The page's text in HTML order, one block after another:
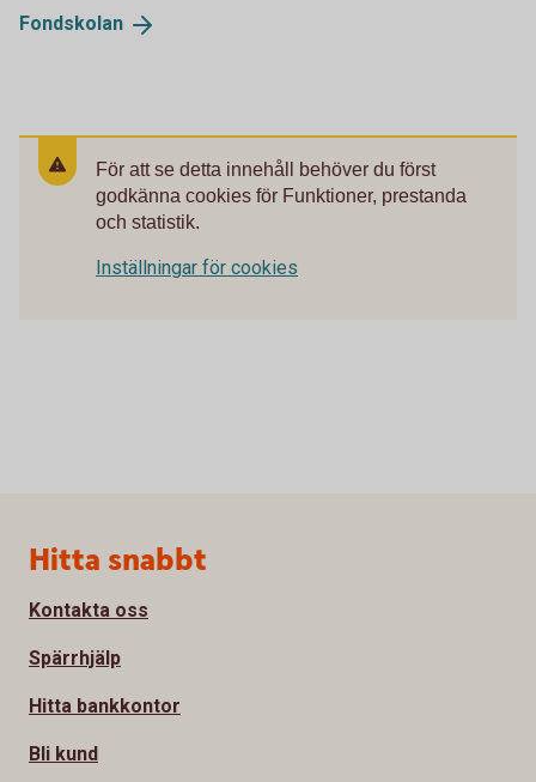
Fondskolan
För att se detta innehåll behöver du först
godkänna cookies för Funktioner, prestanda
och statistik.
Inställningar för cookies
Sidfot
Hitta snabbt
Kontakta oss
Spärrhjälp
Hitta bankkontor
Bli kund